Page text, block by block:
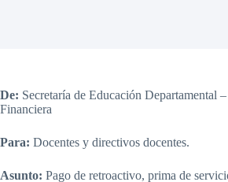
De: Secretaría de Educación Departamental
Financiera
Para: Docentes y directivos docentes.
Asunto: Pago de retroactivo, prima de